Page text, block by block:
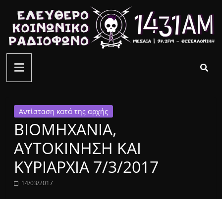
περιεχόμενο
ελεύθερο
κοινωνικό
ραδιόφωνο
1431AM
Αντίσταση κατά της αρχής
ΒΙΟΜΗΧΑΝΙΑ,
ΑΥΤΟΚΙΝΗΣΗ ΚΑΙ
ΚΥΡΙΑΡΧΙΑ 7/3/2017
14/03/2017